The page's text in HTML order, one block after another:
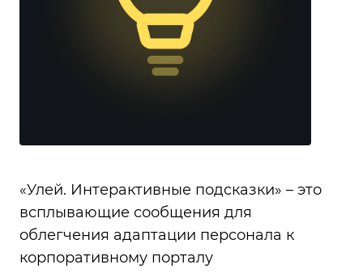
«Улей. Интерактивные подсказки» – это
всплывающие сообщения для
облегчения адаптации персонала к
корпоративному порталу